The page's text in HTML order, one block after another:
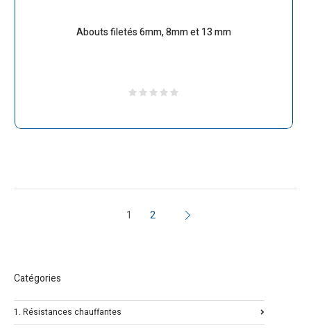
Abouts filetés 6mm, 8mm et 13 mm
1 2
Catégories
1. Résistances chauffantes